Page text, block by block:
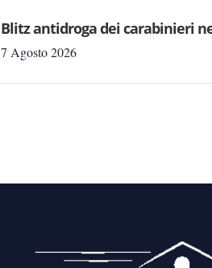
Blitz antidroga dei carabinieri
7 Agosto 2026